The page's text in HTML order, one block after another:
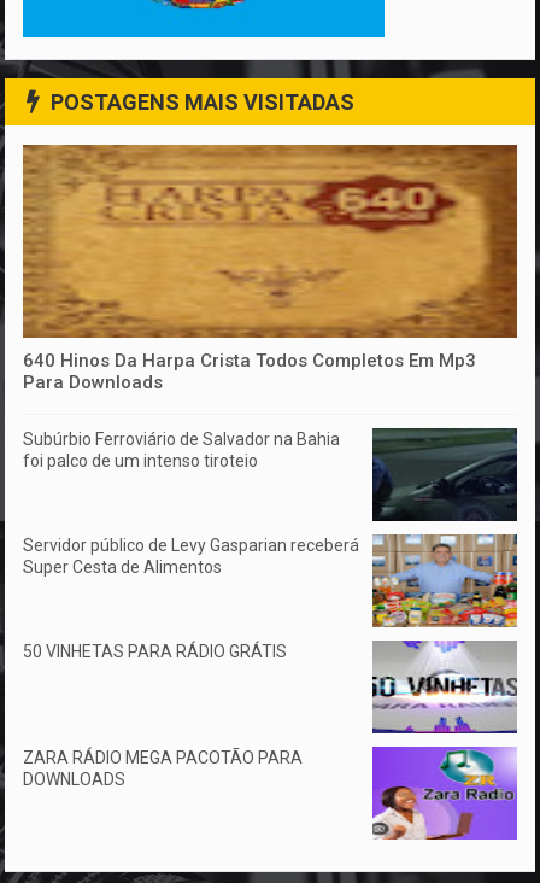
POSTAGENS MAIS VISITADAS
640 Hinos Da Harpa Crista Todos Completos Em Mp3
Para Downloads
Subúrbio Ferroviário de Salvador na Bahia
foi palco de um intenso tiroteio
Servidor público de Levy Gasparian receberá
Super Cesta de Alimentos
50 VINHETAS PARA RÁDIO GRÁTIS
ZARA RÁDIO MEGA PACOTÃO PARA
DOWNLOADS